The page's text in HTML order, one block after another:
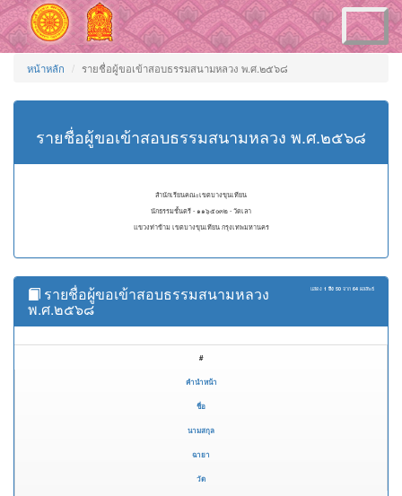
Toggle
navigation
หน้าหลัก รายชื่อผู้ขอเข้าสอบธรรมสนามหลวง พ.ศ.๒๕๖๘
รายชื่อผู้ขอเข้าสอบธรรมสนามหลวง พ.ศ.๒๕๖๘
สำนักเรียนคณะเขตบางขุนเทียน
นักธรรมชั้นตรี - ๑๑๖๕๐๓๒ - วัดเลา
แขวงท่าข้าม เขตบางขุนเทียน กรุงเทพมหานคร
แสดง 1 ถึง 50 จาก 64 ผลลัพธ์
รายชื่อผู้ขอเข้าสอบธรรมสนามหลวง
พ.ศ.๒๕๖๘
#
คำนำหน้า
ชื่อ
นามสกุล
ฉายา
วัด